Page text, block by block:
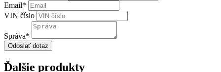
Email*
VIN číslo
Správa*
Odoslať dotaz
Ďalšie produkty